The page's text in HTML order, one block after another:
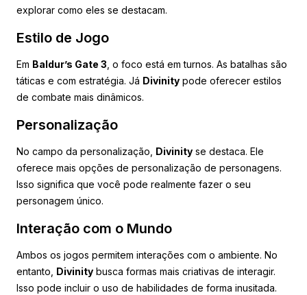
explorar como eles se destacam.
Estilo de Jogo
Em Baldur’s Gate 3 , o foco está em turnos. As batalhas são
táticas e com estratégia. Já Divinity pode oferecer estilos
de combate mais dinâmicos.
Personalização
No campo da personalização, Divinity se destaca. Ele
oferece mais opções de personalização de personagens.
Isso significa que você pode realmente fazer o seu
personagem único.
Interação com o Mundo
Ambos os jogos permitem interações com o ambiente. No
entanto, Divinity busca formas mais criativas de interagir.
Isso pode incluir o uso de habilidades de forma inusitada.